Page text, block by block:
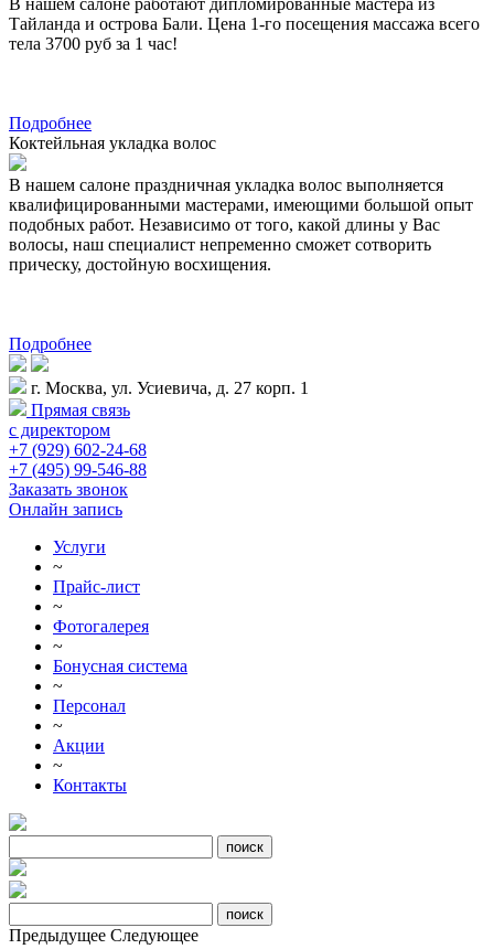
В нашем салоне работают дипломированные мастера из
Тайланда и острова Бали. Цена 1-го посещения массажа всего
тела 3700 руб за 1 час!
Подробнее
Коктейльная укладка волос
В нашем салоне праздничная укладка волос выполняется
квалифицированными мастерами, имеющими большой опыт
подобных работ. Независимо от того, какой длины у Вас
волосы, наш специалист непременно сможет сотворить
прическу, достойную восхищения.
Подробнее
г. Москва, ул. Усиевича, д. 27 корп. 1
Прямая связь
с директором
+7 (929) 602-24-68
+7 (495) 99-546-88
Заказать звонок
Онлайн запись
Услуги
~
Прайс-лист
~
Фотогалерея
~
Бонусная система
~
Персонал
~
Акции
~
Контакты
Предыдущее Следующее